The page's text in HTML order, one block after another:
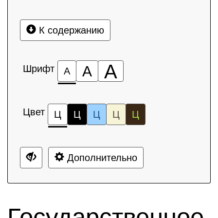
К содержанию
Шрифт А А А
Цвет Ц Ц Ц Ц Ц
Дополнительно